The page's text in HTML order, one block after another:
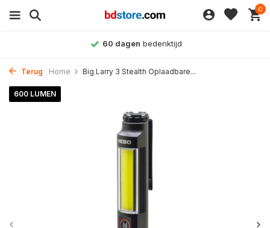
0
60 dagen bedenktijd
Terug Home Big Larry 3 Stealth Oplaadbare...
600 LUMEN